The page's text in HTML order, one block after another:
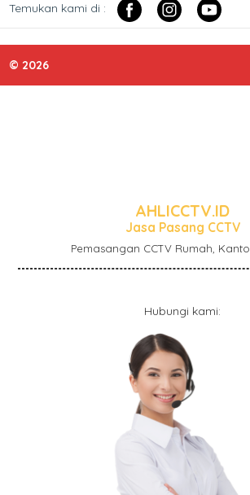
Temukan kami di :
© 2026
AHLICCTV.ID
Jasa Pasang CCTV
Pemasangan CCTV Rumah,
Hubungi kami: